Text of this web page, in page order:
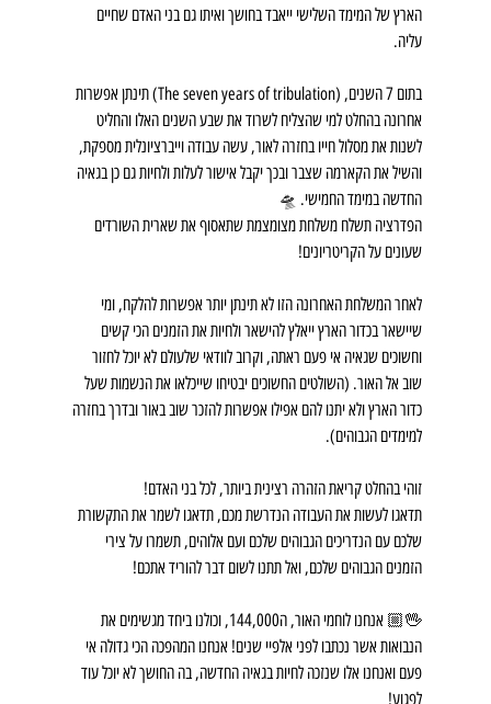
הארץ של המימד השלישי ייאבד בחושך ואיתו גם בני האדם שחיים
עליה.
בתום 7 השנים, (The seven years of tribulation) תינתן אפשרות
אחרונה בהחלט למי שהצליח לשרוד את שבע השנים האלו והחליט
לשנות את מסלול חייו בחזרה לאור, עשה עבודה וייברציונלית מספקת,
והשיל את הקארמה שצבר ובכך יקבל אישור לעלות ולחיות גם כן בגאיה
החדשה במימד החמישי. 🛸
הפדרציה תשלח משלחת מצומצמת שתאסוף את שארית השורדים
שעונים על הקריטריונים!
לאחר המשלחת האחרונה הזו לא תינתן יותר אפשרות להלקח, ומי
שיישאר בכדור הארץ ייאלץ להישאר ולחיות את הזמנים הכי קשים
וחשוכים שגאיה אי פעם ראתה, וקרוב לוודאי שלעולם לא יוכל לחזור
שוב אל האור. (השולטים החשוכים יבטיחו שייכלאו את הנשמות שעל
כדור הארץ ולא יתנו להם אפילו אפשרות להזכר שוב באור ובדרך בחזרה
למימדים הגבוהים).
זוהי בהחלט קריאת הזהרה רצינית ביותר, לכל בני האדם!
תדאגו לעשות את העבודה הנדרשת מכם, תדאגו לשמר את התקשורת
שלכם עם הנדריכים הגבוהים שלכם ועם אלוהים, תשמרו על צירי
הזמנים הגבוהים שלכם, ואל תתנו לשום דבר להוריד אתכם!
🖖🏼 אנחנו לוחמי האור, ה144,000, וכולנו ביחד מגשימים את
הנבואות אשר נכתבו לפני אלפיי שנים! אנחנו המהפכה הכי גדולה אי
פעם ואנחנו אלו שנזכה לחיות בגאיה החדשה, בה החושך לא יוכל עוד
לפגוע!